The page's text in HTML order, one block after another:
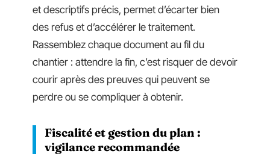
et descriptifs précis, permet d’écarter bien
des refus et d’accélérer le traitement.
Rassemblez chaque document au fil du
chantier : attendre la fin, c’est risquer de devoir
courir après des preuves qui peuvent se
perdre ou se compliquer à obtenir.
Fiscalité et gestion du plan :
vigilance recommandée